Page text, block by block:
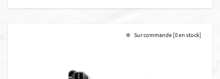
Sur commande [0 en stock]